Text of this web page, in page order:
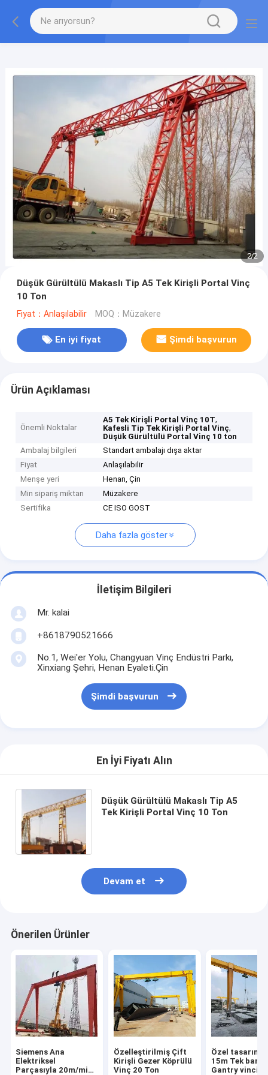
gtag('config', 'G-QWE9HWC3PF', {cookie_flags:
"SameSite=None;Secure"});
2/2
Düşük Gürültülü Makaslı Tip A5 Tek Kirişli Portal Vinç
10 Ton
Fiyat：Anlaşılabilir MOQ：Müzakere
En iyi fiyat Şimdi başvurun
Ürün Açıklaması
Önemli Noktalar
A5 Tek Kirişli Portal Vinç 10T,
Kafesli Tip Tek Kirişli Portal Vinç,
Düşük Gürültülü Portal Vinç 10 ton
Ambalaj bilgileri
Standart ambalajı dışa aktar
Fiyat
Anlaşılabilir
Menşe yeri
Henan, Çin
Min sipariş miktarı
Müzakere
Sertifika
CE ISO GOST
Daha fazla göster
İletişim Bilgileri
Mr. kalai
+8618790521666
No.1, Wei'er Yolu, Changyuan Vinç Endüstri Parkı,
Xinxiang Şehri, Henan Eyaleti.Çin
Şimdi başvurun
En İyi Fiyatı Alın
Düşük Gürültülü Makaslı Tip A5
Tek Kirişli Portal Vinç 10 Ton
Devam et
Önerilen Ürünler
Siemens Ana
Elektriksel
Parçasıyla 20m/min
Özelleştirilmiş Çift
Kirişli Gezer Köprülü
Vinç 20 Ton
Özel tasarım
15m Tek bantlı
Gantry vinci